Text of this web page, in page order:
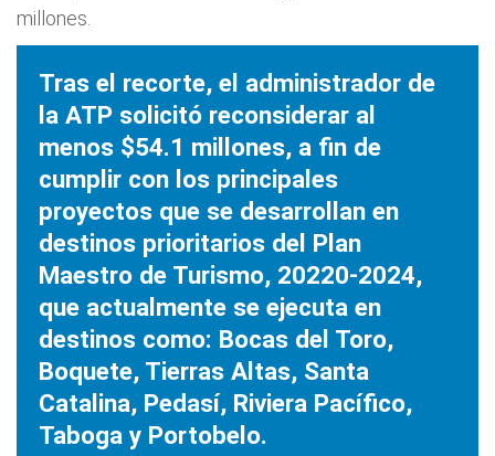
millones.
Tras el recorte, el administrador de
la ATP solicitó reconsiderar al
menos $54.1 millones, a fin de
cumplir con los principales
proyectos que se desarrollan en
destinos prioritarios del Plan
Maestro de Turismo, 20220-2024,
que actualmente se ejecuta en
destinos como: Bocas del Toro,
Boquete, Tierras Altas, Santa
Catalina, Pedasí, Riviera Pacífico,
Taboga y Portobelo.